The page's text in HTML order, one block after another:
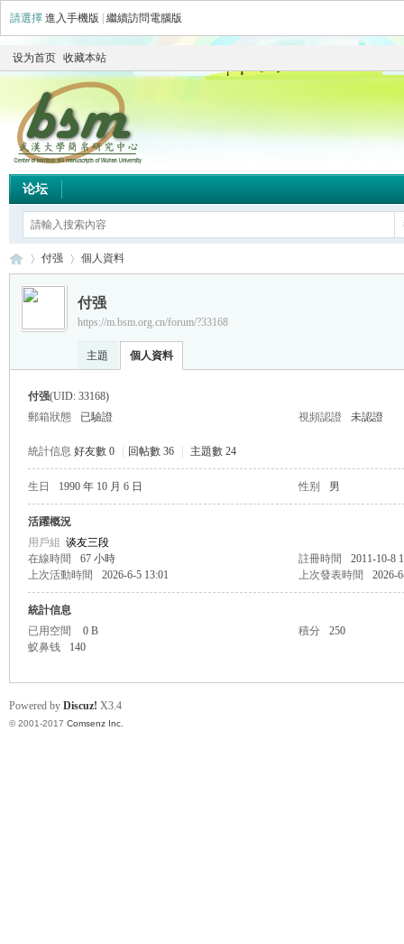
請選擇 進入手機版 繼續訪問電腦版
设为首页 收藏本站
论坛
›
付强
›
個人資料
付强
https://m.bsm.org.cn/forum/?33168
主題 個人資料
付强(UID: 33168)
郵箱狀態
已驗證 視頻認證 未認證
統計信息 好友數 0 回帖數 36 主題數 24
生日 1990 年 10 月 6 日 性别 男
活躍概況
用戶組 谈友三段
在線時間
67 小時 註冊時間
2011-10-8
上次活動時間
2026-6-5 13:01 上次發表時間 2026-
統計信息
已用空間
0 B 積分
250
蚁鼻钱
140
Powered by Discuz! X3.4
© 2001-2017 Comsenz Inc.